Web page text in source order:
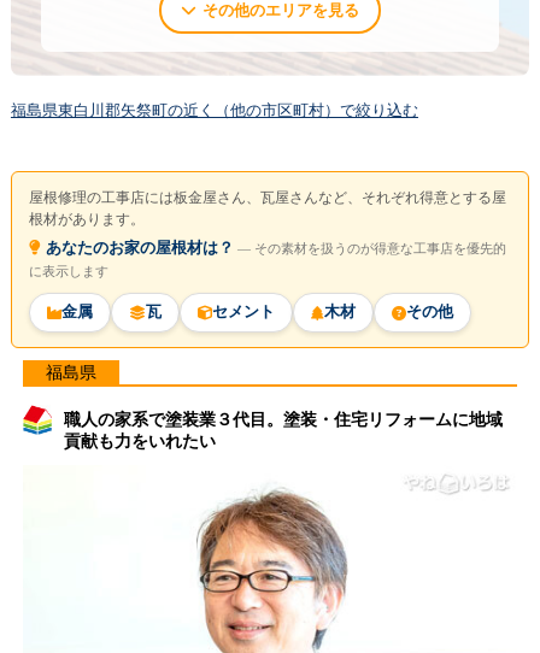
その他のエリアを見る
福島県東白川郡矢祭町の近く（他の市区町村）で絞り込む
屋根修理の工事店には板金屋さん、瓦屋さんなど、それぞれ得意とする屋
根材があります。
あなたのお家の屋根材は？ ― その素材を扱うのが得意な工事店を優先的
に表示します
金属 瓦 セメント 木材 その他
福島県
職人の家系で塗装業３代目。塗装・住宅リフォームに地域
貢献も力をいれたい